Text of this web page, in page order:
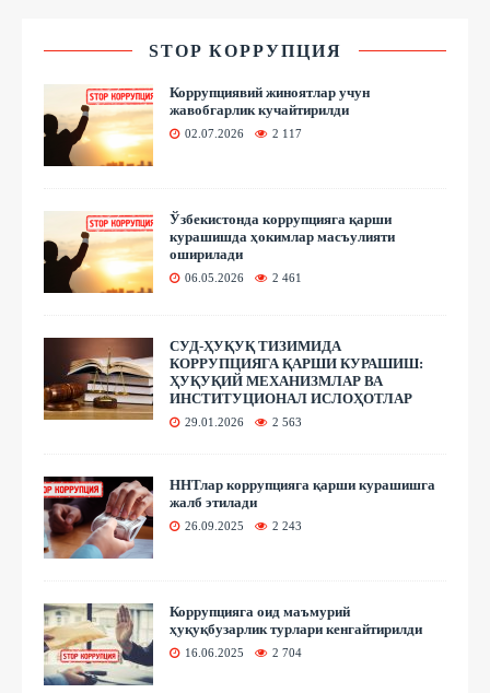
STOP КОРРУПЦИЯ
Коррупциявий жиноятлар учун
жавобгарлик кучайтирилди
02.07.2026 2 117
Ўзбекистонда коррупцияга қарши
курашишда ҳокимлар масъулияти
оширилади
06.05.2026 2 461
СУД-ҲУҚУҚ ТИЗИМИДА
КОРРУПЦИЯГА ҚАРШИ КУРАШИШ:
ҲУҚУҚИЙ МЕХАНИЗМЛАР ВА
ИНСТИТУЦИОНАЛ ИСЛОҲОТЛАР
29.01.2026 2 563
ННТлар коррупцияга қарши курашишга
жалб этилади
26.09.2025 2 243
Коррупцияга оид маъмурий
ҳуқуқбузарлик турлари кенгайтирилди
16.06.2025 2 704